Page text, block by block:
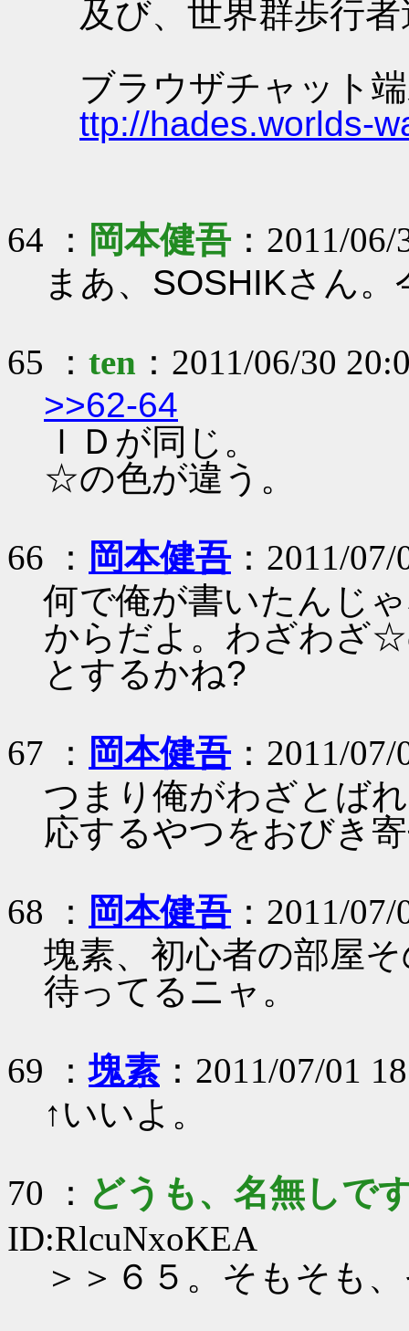
及び、世界群歩行
ブラウザチャット
ttp://hades.worlds-
64 ： 岡本健吾：2011/06/
まあ、SOSHIKさん
65 ： ten ：2011/06/30
>>62-64
ＩＤが同じ。
☆の色が違う。
66 ： 岡本健吾：2011/
何で俺が書いたんじ
からだよ。わざわざ
とするかね?
67 ： 岡本健吾：2011/
つまり俺がわざとば
応するやつをおびき
68 ： 岡本健吾：2011/
塊素、初心者の部屋
待ってるニャ。
69 ：塊素：2011/07/01
↑いいよ。
70 ： どうも、名無しで
ID:RlcuNxoKEA
＞＞６５。そもそも